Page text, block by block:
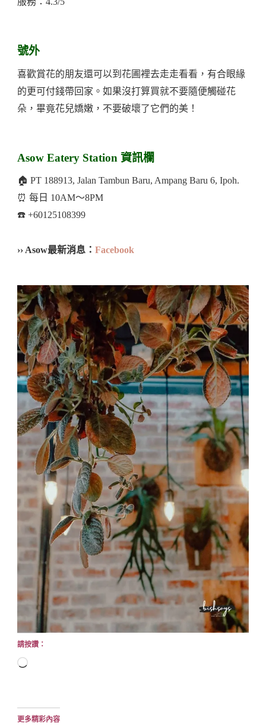
號外
喜歡賞花的朋友還可以到花圃裡去走走看看，有合眼緣
的更可付錢帶回家。如果沒打算買就不要隨便觸碰花
朵，畢竟花兒嬌嫩，不要破壞了它們的美！
Asow Eatery Station 資訊欄
🏠 PT 188913, Jalan Tambun Baru, Ampang Baru 6, Ipoh.
⏰ 每日 10AM～8PM
☎️ +60125108399
›› Asow最新消息： Facebook
請按讚：
正
入...
更多精彩內容